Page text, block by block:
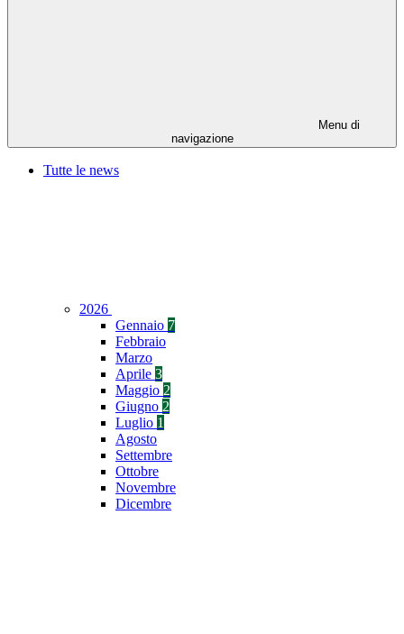
Menu di
navigazione
Tutte le news
2026
Gennaio 7
Febbraio
Marzo
Aprile 3
Maggio 2
Giugno 2
Luglio 1
Agosto
Settembre
Ottobre
Novembre
Dicembre